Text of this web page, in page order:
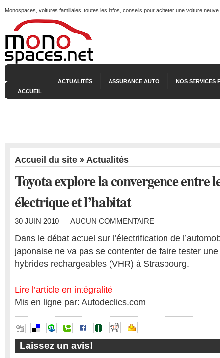
Monospaces, voitures familiales; toutes les infos, conseils pour acheter une voiture
ACCUEIL
ACTUALITÉS ASSURANCE AUTO NOS SERVICES
Accueil du site » Actualités
Toyota explore la convergence entre
électrique et l’habitat
30 JUIN 2010 AUCUN COMMENTAIRE
Dans le débat actuel sur l’électrification de
japonaise ne va pas se contenter de faire tester
hybrides rechargeables (VHR) à Strasbourg.
Lire l’article en intégralité
Mis en ligne par: Autodeclics.com
Laissez un avis!